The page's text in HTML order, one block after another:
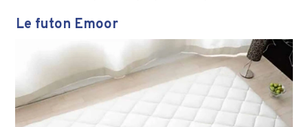
Le futon Emoor